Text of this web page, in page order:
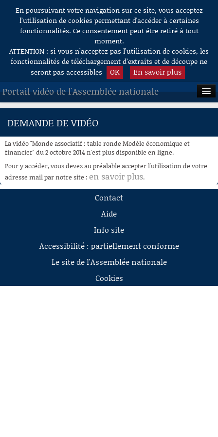
Aller au contenu
En poursuivant votre navigation sur ce site, vous acceptez
l’utilisation de cookies permettant d'accéder à certaines
fonctionnalités. Ce consentement peut être retiré à tout
moment.
ATTENTION : si vous n’acceptez pas l’utilisation de cookies, les
fonctionnalités de téléchargement d’extraits et de découpe ne
seront pas accessibles
OK En savoir plus
Portail vidéo de l'Assemblée nationale
ACCUEIL
À LA DEMANDE
RECHERCHE
AIDE À LA DÉCOUPE
DEMANDE DE VIDÉO
La vidéo "Monde associatif : table ronde Modèle économique et
financier" du 2 octobre 2014 n'est plus disponible en ligne.
Pour y accéder, vous devez au préalable accepter l'utilisation de votre
adresse mail par notre site : en savoir plus.
Contact
Aide
Info site
Accessibilité : partiellement conforme
Le site de l'Assemblée nationale
Cookies